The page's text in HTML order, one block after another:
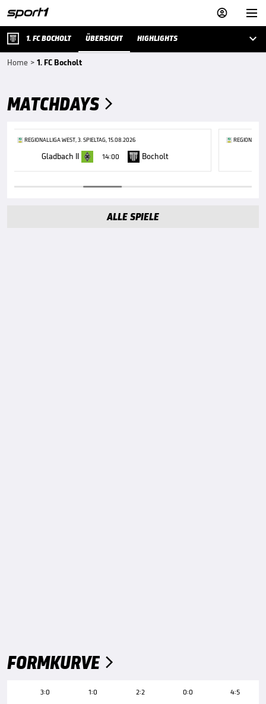


1. FC BOCHOLT ÜBERSICHT HIGHLIGHTS 
Home > 1. FC Bocholt
MATCHDAYS 
REGIONALLIGA WEST, 3. SPIELTAG, 15.08.2026
Gladbach II 14:00 Bocholt
ALLE SPIELE
FORMKURVE 
3:0 1:0 2:2 0:0 4:5